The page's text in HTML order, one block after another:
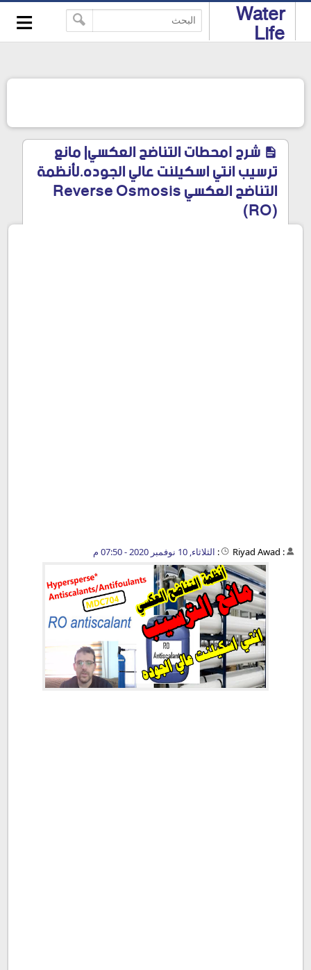
-->
Water
Life
≡
شرح lمحطات التناضح العكسي| مانع
ترسيب انتي اسكيلنت عالي الجوده.لأنظمة
التناضح العكسي Reverse Osmosis
(RO)
:
Riyad Awad
: الثلاثاء, 10 نوفمبر 2020 - 07:50 م